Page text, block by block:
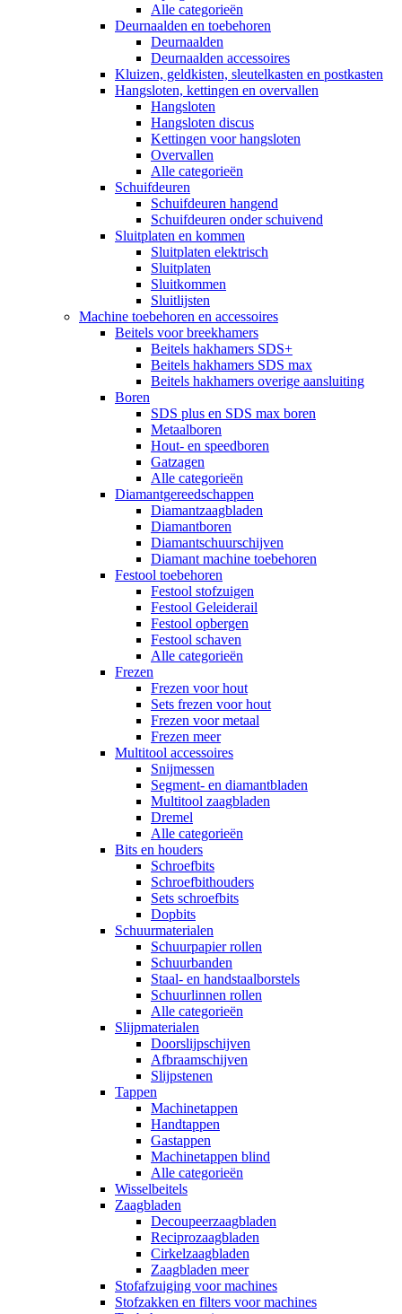
Alle categorieën
Deurnaalden en toebehoren
Deurnaalden
Deurnaalden accessoires
Kluizen, geldkisten, sleutelkasten en postkasten
Hangsloten, kettingen en overvallen
Hangsloten
Hangsloten discus
Kettingen voor hangsloten
Overvallen
Alle categorieën
Schuifdeuren
Schuifdeuren hangend
Schuifdeuren onder schuivend
Sluitplaten en kommen
Sluitplaten elektrisch
Sluitplaten
Sluitkommen
Sluitlijsten
Machine toebehoren en accessoires
Beitels voor breekhamers
Beitels hakhamers SDS+
Beitels hakhamers SDS max
Beitels hakhamers overige aansluiting
Boren
SDS plus en SDS max boren
Metaalboren
Hout- en speedboren
Gatzagen
Alle categorieën
Diamantgereedschappen
Diamantzaagbladen
Diamantboren
Diamantschuurschijven
Diamant machine toebehoren
Festool toebehoren
Festool stofzuigen
Festool Geleiderail
Festool opbergen
Festool schaven
Alle categorieën
Frezen
Frezen voor hout
Sets frezen voor hout
Frezen voor metaal
Frezen meer
Multitool accessoires
Snijmessen
Segment- en diamantbladen
Multitool zaagbladen
Dremel
Alle categorieën
Bits en houders
Schroefbits
Schroefbithouders
Sets schroefbits
Dopbits
Schuurmaterialen
Schuurpapier rollen
Schuurbanden
Staal- en handstaalborstels
Schuurlinnen rollen
Alle categorieën
Slijpmaterialen
Doorslijpschijven
Afbraamschijven
Slijpstenen
Tappen
Machinetappen
Handtappen
Gastappen
Machinetappen blind
Alle categorieën
Wisselbeitels
Zaagbladen
Decoupeerzaagbladen
Reciprozaagbladen
Cirkelzaagbladen
Zaagbladen meer
Stofafzuiging voor machines
Stofzakken en filters voor machines